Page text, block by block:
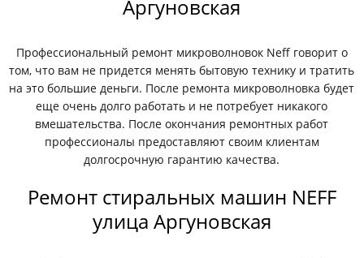
Аргуновская
Профессиональный ремонт микроволновок Neff говорит о
том, что вам не придется менять бытовую технику и тратить
на это большие деньги. После ремонта микроволновка будет
еще очень долго работать и не потребует никакого
вмешательства. После окончания ремонтных работ
профессионалы предоставляют своим клиентам
долгосрочную гарантию качества.
Ремонт стиральных машин NEFF
улица Аргуновская